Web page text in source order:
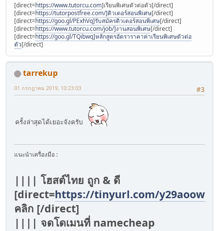
[direct=https://www.tutorcu.com]เรียนพิเศษตัวต่อตัว[/direct]
[direct=https://tutorpostfree.com/]ติวเตอร์สอนพิเศษ[/direct]
[direct=https://goo.gl/PExhVq]รับสมัครติวเตอร์สอนพิเศษ[/direct]
[direct=https://www.tutorcu.com/job/]งานสอนพิเศษ[/direct]
[direct=https://goo.gl/TQibwq]หลักสูตรอัตราราคาค่าเรียนพิเศษตัวต่อ
ตัว[/direct]
tarrekup
#3
01 กรกฎาคม 2019, 10:23:03
ครั้งล่าสุดได้เยอะจังครับ
แนะนำเครื่องมือ :
|||| โฮสต์ไทย ถูก & ดี
[direct=https://tinyurl.com/y29aoowv
คลิก [/direct]
|||| จดโดเมนที่ namecheap